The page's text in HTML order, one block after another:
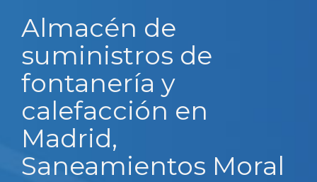
Almacén de
suministros de
fontanería y
calefacción en
Madrid,
Saneamientos Moral